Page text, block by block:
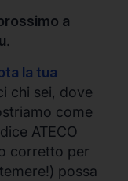
a
.
la tua
chi sei, dove
come
ATECO
corretto per
possa